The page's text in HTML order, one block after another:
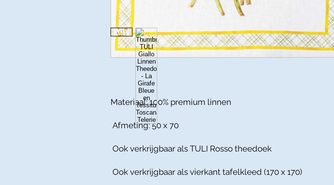
Materiaal: 100% premium linnen
Afmeting: 50 x 70
Ook verkrijgbaar als TULI Rosso theedoek
Ook verkrijgbaar als vierkant tafelkleed (170 x 170)